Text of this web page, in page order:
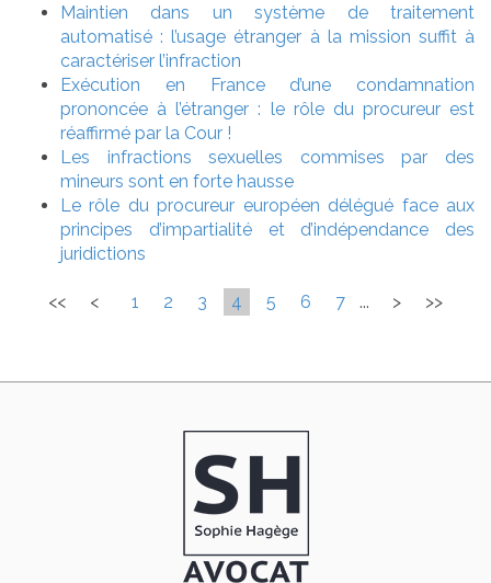
Maintien dans un système de traitement
automatisé : l’usage étranger à la mission suffit à
caractériser l’infraction
Exécution en France d’une condamnation
prononcée à l’étranger : le rôle du procureur est
réaffirmé par la Cour !
Les infractions sexuelles commises par des
mineurs sont en forte hausse
Le rôle du procureur européen délégué face aux
principes d’impartialité et d’indépendance des
juridictions
<< < 1 2 3 4 5 6 7 ... > >>